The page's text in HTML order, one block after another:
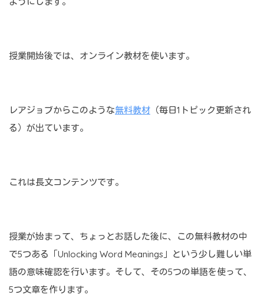
授業開始後では、オンライン教材を使います。
レアジョブからこのような無料教材 （毎日1トピック更新され
る）が出ています。
これは長文コンテンツです。
授業が始まって、ちょっとお話した後に、この無料教材の中
で5つある「Unlocking Word Meanings」という少し難しい単
語の意味確認を行います。そして、その5つの単語を使って、
5つ文章を作ります。